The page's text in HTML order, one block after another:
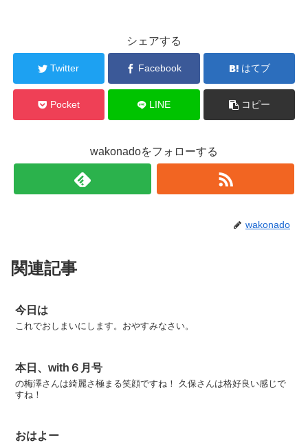
シェアする
Twitter Facebook はてブ
Pocket LINE コピー
wakonadoをフォローする
wakonado
関連記事
今日は
これでおしまいにします。おやすみなさい。
本日、with６月号
の梅澤さんは綺麗さ極まる笑顔ですね！ 久保さんは格好良い感じで
すね！
おはよー